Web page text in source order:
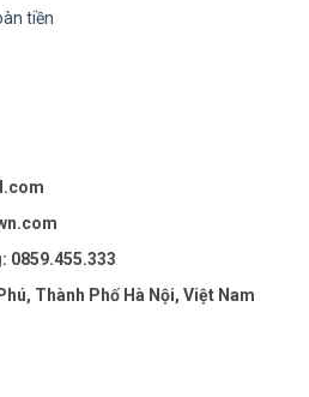
tiền
0859.455.333
Thành Phố Hà Nội, Việt Nam